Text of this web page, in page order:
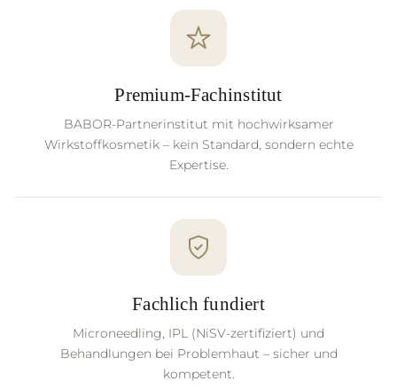
Premium-Fachinstitut
BABOR-Partnerinstitut mit hochwirksamer
Wirkstoffkosmetik – kein Standard, sondern echte
Expertise.
Fachlich fundiert
Microneedling, IPL (NiSV-zertifiziert) und
Behandlungen bei Problemhaut – sicher und
kompetent.